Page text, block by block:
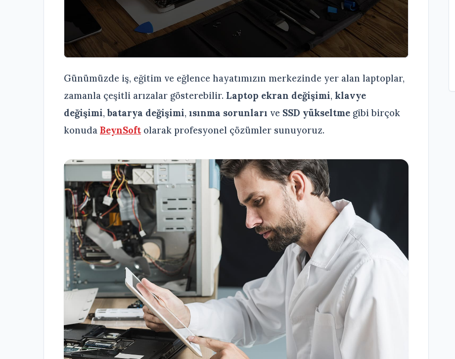
Günümüzde iş, eğitim ve eğlence hayatımızın merkezinde yer alan laptoplar,
zamanla çeşitli arızalar gösterebilir. Laptop ekran değişimi, klavye
değişimi,batarya değişimi, ısınma sorunları ve SSD yükseltme gibi birçok
konuda BeynSoft olarak profesyonel çözümler sunuyoruz.